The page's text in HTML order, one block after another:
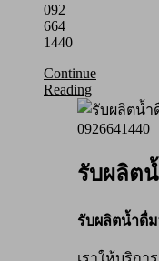
092
664
1440
Continue
Reading
รับผลิต
รับผลิตน้ำดื่
เราให้บริก